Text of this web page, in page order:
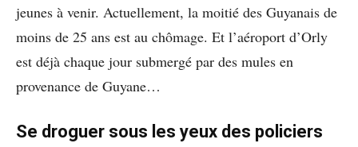
jeunes à venir. Actuellement, la moitié des Guyanais de
moins de 25 ans est au chômage. Et l’aéroport d’Orly
est déjà chaque jour submergé par des mules en
provenance de Guyane…
Se droguer sous les yeux des policiers